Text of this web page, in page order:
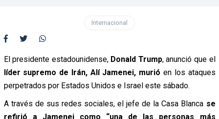
Internacional
El presidente estadounidense, Donald Trump, anunció que el
líder supremo de Irán, Alí Jamenei, murió en los ataques
perpetrados por Estados Unidos e Israel este sábado.
A través de sus redes sociales, el jefe de la Casa Blanca se
refirió a Jamenei como “una de las personas más